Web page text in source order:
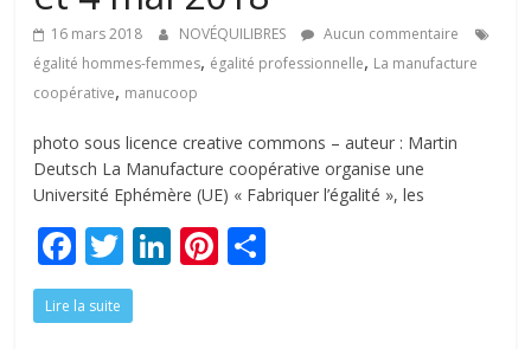
16 mars 2018 NOVÉQUILIBRES
Aucun commentaire
égalité hommes-femmes, égalité professionnelle, La manufacture
coopérative, manucoop
photo sous licence creative commons – auteur : Martin
Deutsch La Manufacture coopérative organise une
Université Ephémère (UE) « Fabriquer l’égalité », les
F
ac
e
T
w
itt
Li Pi
Lire la suite